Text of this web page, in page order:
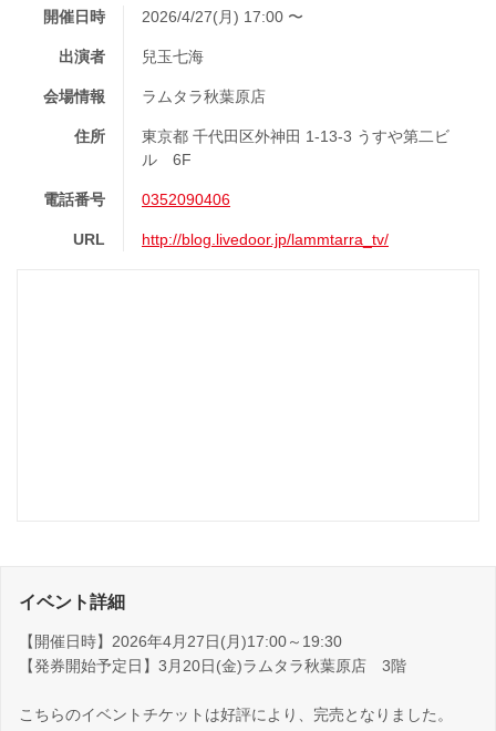
開催日時 2026/4/27(月) 17:00 〜
出演者 兒玉七海
会場情報 ラムタラ秋葉原店
住所
東京都 千代田区外神田 1-13-3 うすや第二ビ
ル 6F
電話番号 0352090406
URL http://blog.livedoor.jp/lammtarra_tv/
イベント詳細
【開催日時】2026年4月27日(月)17:00～19:30
【発券開始予定日】3月20日(金)ラムタラ秋葉原店 3階
こちらのイベントチケットは好評により、完売となりました。